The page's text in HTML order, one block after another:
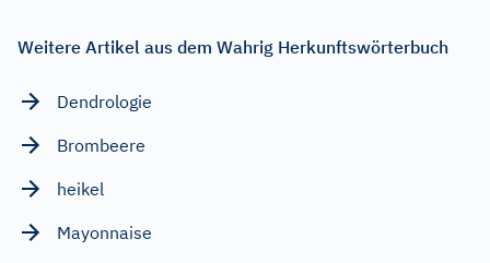
Weitere Artikel aus dem Wahrig Herkunftswörterbuch
Dendrologie
Brombeere
heikel
Mayonnaise